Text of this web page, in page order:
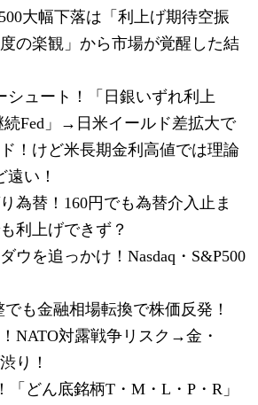
大幅下落は「利上げ期待空振
の楽観」から市場が覚醒した結
ュート！「日銀いずれ利上
続Fed」→日米イールド差拡大で
！けど米長期金利高値では理論
い！
為替！160円でも為替介入止ま
利上げできず？
ウを追っかけ！Nasdaq・S&P500
も金融相場転換で株価反発！
NATO対露戦争リスク→金・
り！
どん底銘柄T・M・L・P・R」